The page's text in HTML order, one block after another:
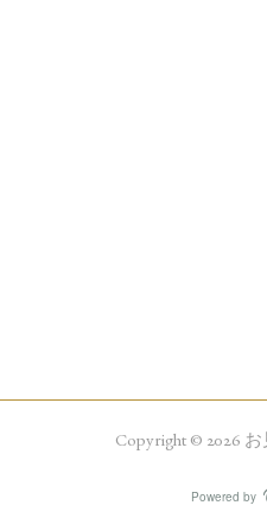
Copyright © 2026
Powered by